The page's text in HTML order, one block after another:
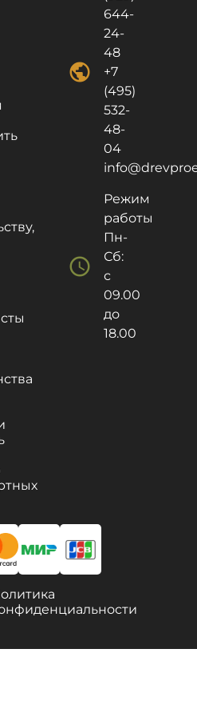
public
644-
24-
48
+7
(495)
532-
48-
04
schedule
Режим
работы
Пн-
Сб:
с
09.00
до
18.00